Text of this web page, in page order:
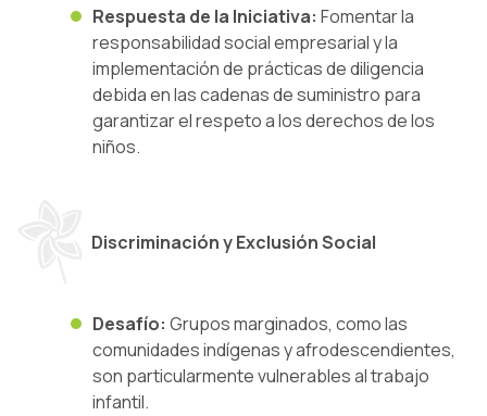
Respuesta de la Iniciativa: Fomentar la
responsabilidad social empresarial y la
implementación de prácticas de diligencia
debida en las cadenas de suministro para
garantizar el respeto a los derechos de los
niños.
Discriminación y Exclusión Social
Desafío: Grupos marginados, como las
comunidades indígenas y afrodescendientes,
son particularmente vulnerables al trabajo
infantil.